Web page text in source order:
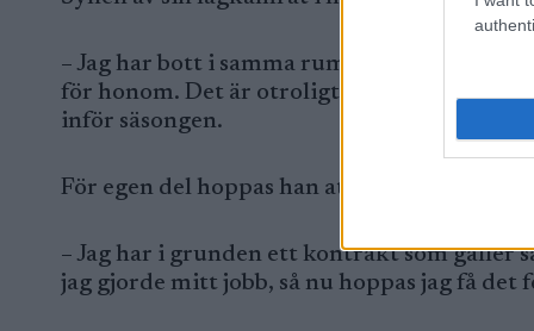
– Jag har bott i samma rum som Andreas
för honom. Det är otroligt stort, säger
inför säsongen.
För egen del hoppas han att ha stärkt sin
– Jag har i grunden ett kontrakt som gäller
jag gjorde mitt jobb, så nu hoppas jag få det